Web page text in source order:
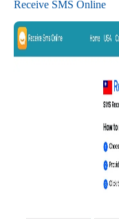
Receive SMS Online